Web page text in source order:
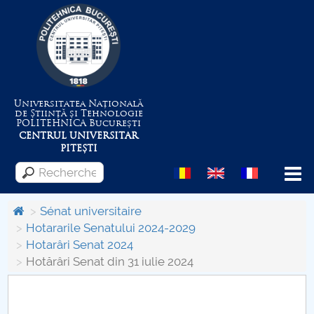
Universitatea Națională
de Știință și Tehnologie
POLITEHNICABucurești
CENTRUL UNIVERSITAR
PITEȘTI
Menu
Despre Universitate
Centrul de Management al Proiectelor
Sénat universitaire
Hotararile Senatului 2024-2029
Hotarâri Senat 2024
Hotărâri Senat din 31 iulie 2024